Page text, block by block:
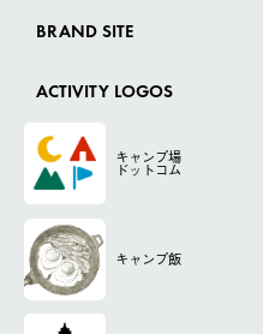
BRAND SITE
ACTIVITY LOGOS
キャンプ場
ドットコム
キャンプ飯